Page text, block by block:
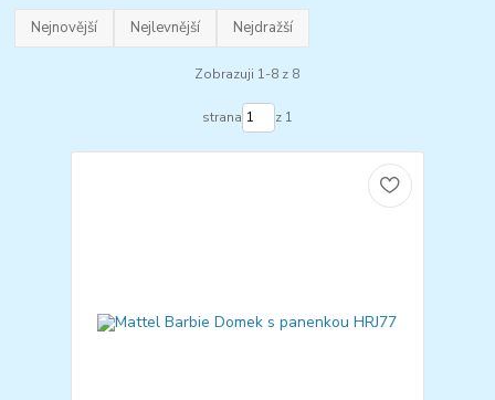
Nejnovější Nejlevnější Nejdražší
Zobrazuji 1-8 z 8
strana z 1